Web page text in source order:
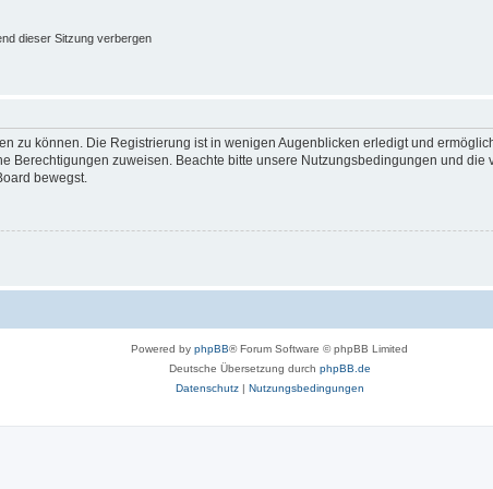
dieser Sitzung verbergen
zu können. Die Registrierung ist in wenigen Augenblicken erledigt und
Berechtigungen zuweisen. Beachte bitte unsere Nutzungsbedingungen und
bewegst.
Powered by phpBB® Forum Software © phpBB Limited
Deutsche Übersetzung durch phpBB.de
Datenschutz| Nutzungsbedingungen